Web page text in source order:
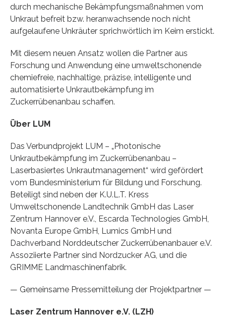
durch mechanische Bekämpfungsmaßnahmen vom
Unkraut befreit bzw. heranwachsende noch nicht
aufgelaufene Unkräuter sprichwörtlich im Keim erstickt.
Mit diesem neuen Ansatz wollen die Partner aus
Forschung und Anwendung eine umweltschonende
chemiefreie, nachhaltige, präzise, intelligente und
automatisierte Unkrautbekämpfung im
Zuckerrübenanbau schaffen.
Über LUM
Das Verbundprojekt LUM – „Photonische
Unkrautbekämpfung im Zuckerrübenanbau –
Laserbasiertes Unkrautmanagement“ wird gefördert
vom Bundesministerium für Bildung und Forschung.
Beteiligt sind neben der K.U.L.T. Kress
Umweltschonende Landtechnik GmbH das Laser
Zentrum Hannover e.V., Escarda Technologies GmbH,
Novanta Europe GmbH, Lumics GmbH und
Dachverband Norddeutscher Zuckerrübenanbauer e.V.
Assoziierte Partner sind Nordzucker AG, und die
GRIMME Landmaschinenfabrik.
— Gemeinsame Pressemitteilung der Projektpartner —
Laser Zentrum Hannover e.V. (LZH)